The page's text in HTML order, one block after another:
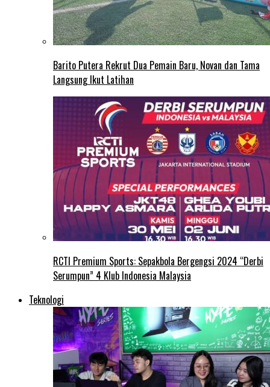
Barito Putera Rekrut Dua Pemain Baru, Novan dan Tama
Langsung Ikut Latihan
RCTI Premium Sports: Sepakbola Bergengsi 2024 “Derbi
Serumpun” 4 Klub Indonesia Malaysia
Teknologi